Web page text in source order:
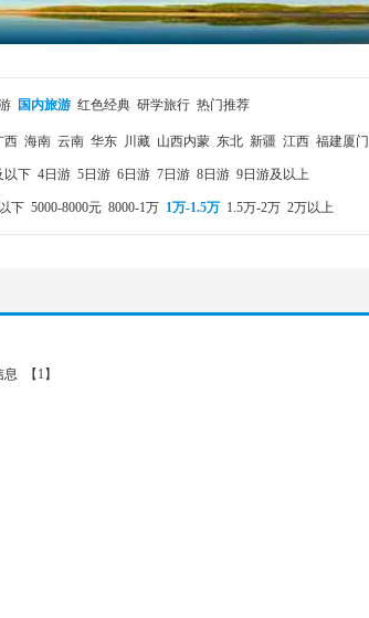
国内旅游 红色经典 研学旅行 热门推荐
西 海南 云南 华东 川藏 山西内蒙 东北 新疆 江西 福建厦门
以下 4日游 5日游 6日游 7日游 8日游 9日游及以上
下 5000-8000元 8000-1万 1万-1.5万 1.5万-2万 2万以上
息
【1】